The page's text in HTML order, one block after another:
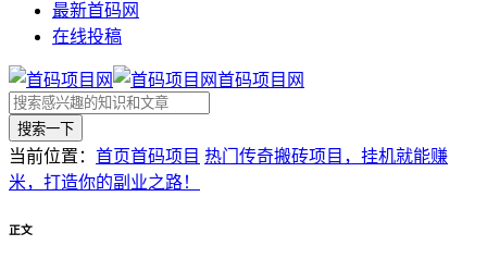
最新首码网
在线投稿
首码项目网
搜索一下
当前位置： 首页首码项目 热门传奇搬砖项目，挂机就能赚
米，打造你的副业之路！
正文